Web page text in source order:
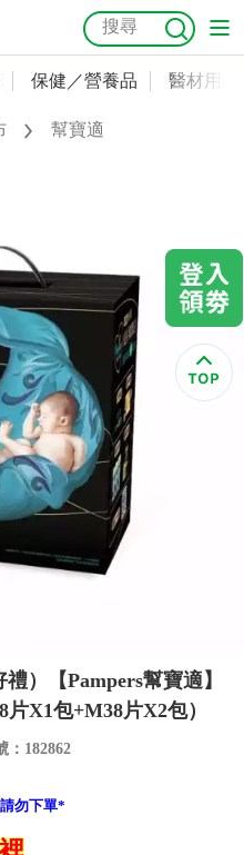
保健／營養品 醫材用品
幫寶適
禮）【Pampers幫寶適】
X1包+M38片X2包）
：182862
勿下單*